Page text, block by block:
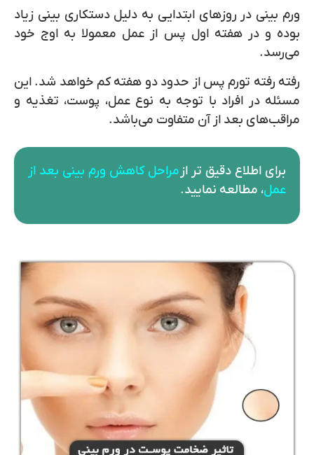
ورم بینی در روزهای ابتدایی به دلیل دستکاری بینی زیاد
بوده و در هفته اول پس از عمل معمولا به اوج خود
می‌رسد.
رفته رفته تورم پس از حدود دو هفته کم خواهد شد. این
مسئله در افراد با توجه به نوع عمل، پوست، تغذیه و
مراقب‌های بعد از آن متفاوت می‌باشد.
برای اطلاع دقیق تر از مراحل کاهش ورم بینی بعد از
عمل، مطالعه نمایید.